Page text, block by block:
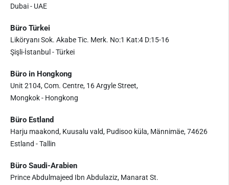
Dubai - UAE
Büro Türkei
Liköryanı Sok. Akabe Tic. Merk. No:1 Kat:4 D:15-16
Şişli-İstanbul - Türkei
Büro in Hongkong
Unit 2104, Com. Centre, 16 Argyle Street,
Mongkok - Hongkong
Büro Estland
Harju maakond, Kuusalu vald, Pudisoo küla, Männimäe, 74626
Estland - Tallin
Büro Saudi-Arabien
Prince Abdulmajeed Ibn Abdulaziz, Manarat St.